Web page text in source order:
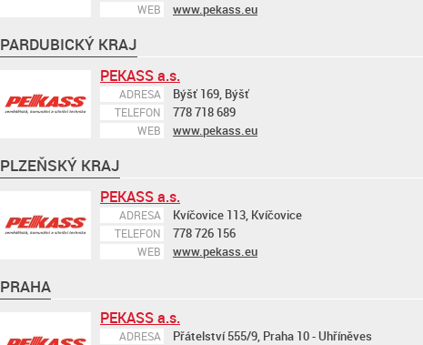
WEB www.pekass.eu
PARDUBICKÝ KRAJ
PEKASS a.s.
ADRESA Býšť 169, Býšť
TELEFON 778 718 689
WEB www.pekass.eu
PLZEŇSKÝ KRAJ
PEKASS a.s.
ADRESA Kvíčovice 113, Kvíčovice
TELEFON 778 726 156
WEB www.pekass.eu
PRAHA
PEKASS a.s.
ADRESA Přátelství 555/9, Praha 10 - Uhříněves